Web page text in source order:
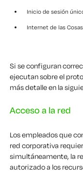
Inicio de sesión
Internet de las
Si se configuran
ejecutan sobre el
más detalle en la
Acceso a la red
Los empleados que
red corporativa
simultáneamente, la
autorizado a los